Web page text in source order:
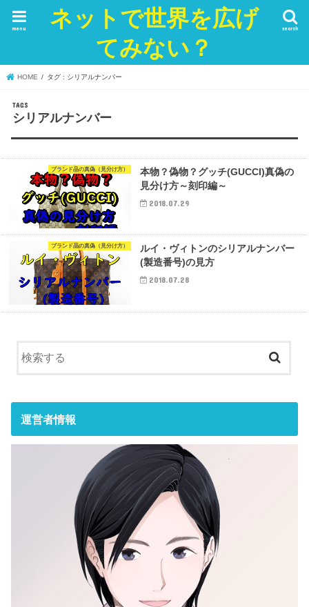
ネットで世界を広げ
てみない？
search
menu
HOME タグ : シリアルナンバー
シリアルナンバー
ブランド品の真偽（見分け方）
本物？偽物？グッチ(GUCCI)真偽の
見分け方～刻印編～
2018.07.29
ブランド品の真偽（見分け方）
ルイ・ヴィトンのシリアルナンバー
(製造番号)の見方
2018.07.28
運営者情報